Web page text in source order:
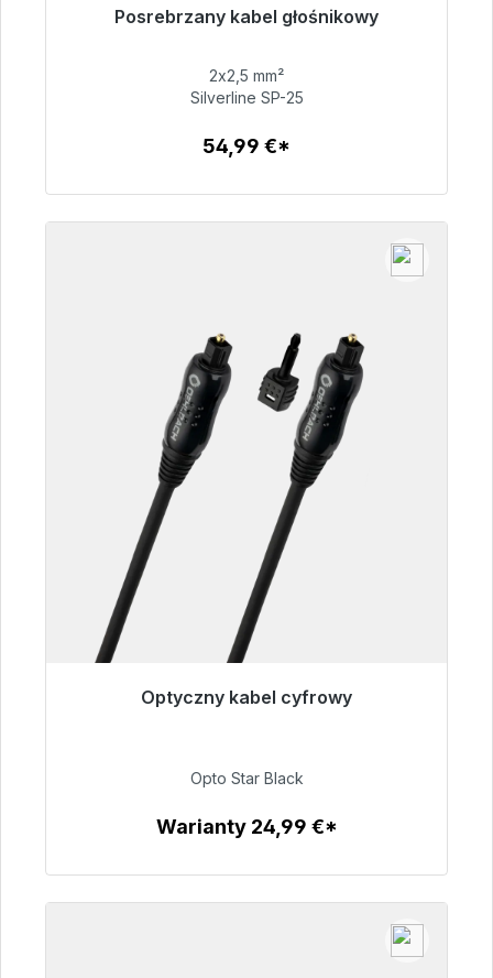
Posrebrzany kabel głośnikowy
Gotowy do natychmiastowej wysyłki, czas
54,99 €
2x2,5 mm²
Silverline SP-25
54,99 €*
Optyczny kabel cyfrowy
Gotowy do natychmiastowej wysyłki, czas
93,00 €
Opto Star Black
Warianty 24,99 €*